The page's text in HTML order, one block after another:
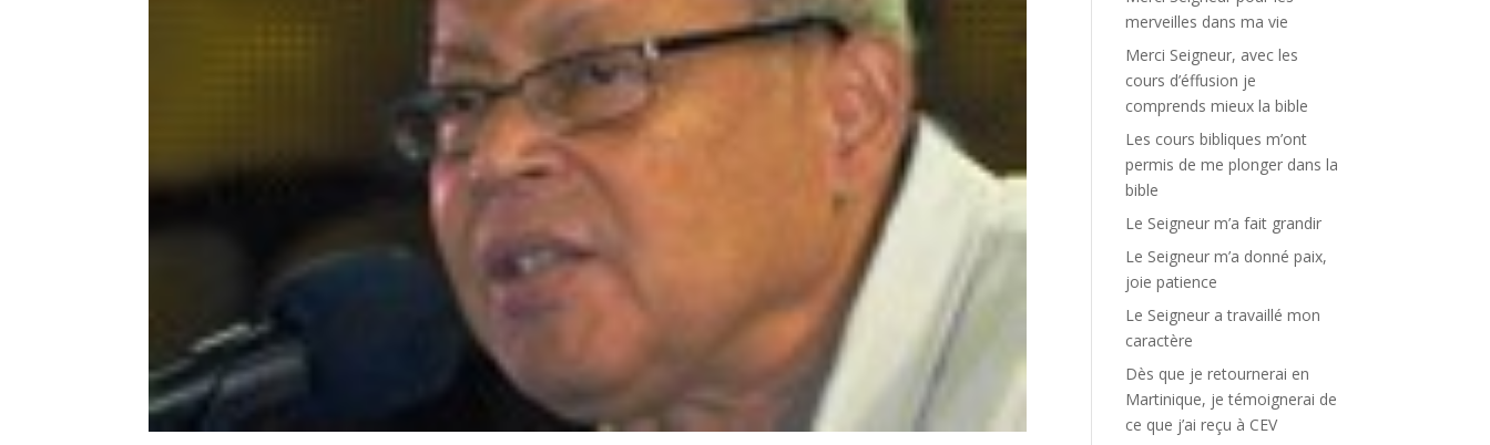
merveilles dans ma vie
Merci Seigneur, avec les
cours d’éffusion je
comprends mieux la bible
Les cours bibliques m’ont
permis de me plonger dans la
bible
Le Seigneur m’a fait grandir
Le Seigneur m’a donné paix,
joie patience
Le Seigneur a travaillé mon
caractère
Dès que je retournerai en
Martinique, je témoignerai de
ce que j’ai reçu à CEV